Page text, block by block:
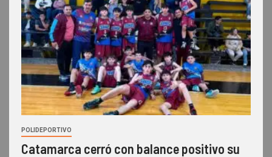
POLIDEPORTIVO
Catamarca cerró con balance positivo su